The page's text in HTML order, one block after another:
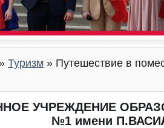
Туризм » Путешествие в
УЧРЕЖДЕНИЕ
№1 имени